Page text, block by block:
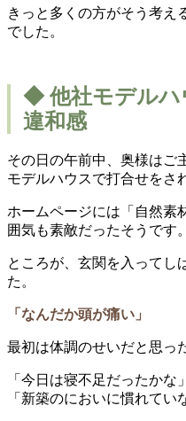
きっと多くの方がそう考え
でした。
◆ 他社モデルハ
違和感
その日の午前中、奥様はご
モデルハウスで打合せをさ
ホームページには「自然素
囲気も素敵だったそうです。
ところが、玄関を入ってし
た。
「なんだか頭が痛い」
最初は体調のせいだと思っ
「今日は寝不足だったかな」
「新築のにおいに慣れてい